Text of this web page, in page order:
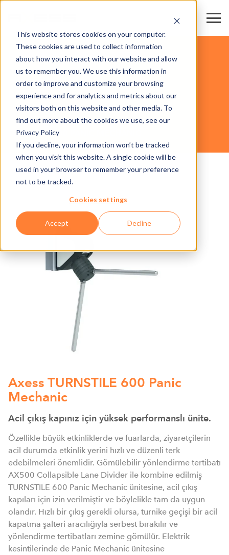
This website stores cookies on your computer.
These cookies are used to collect information
about how you interact with our website and allow
us to remember you. We use this information in
order to improve and customize your browsing
experience and for analytics and metrics about our
visitors both on this website and other media. To
find out more about the cookies we use, see our
Privacy Policy
If you decline, your information won’t be tracked
when you visit this website. A single cookie will be
used in your browser to remember your preference
not to be tracked.
Cookies settings
Accept Decline
TURNSTILE 600 PANIC MECHANIC
DONANIM
KAYAK MERKEZLERİ & TELEFERİKLER
Axess TURNSTILE 600 Panic
Mechanic
Acil çıkış kapınız için yüksek performanslı ünite.
Özellikle büyük etkinliklerde ve fuarlarda, ziyaretçilerin
acil durumda etkinlik yerini hızlı ve düzenli terk
edebilmeleri önemlidir. Gömülebilir yönlendirme tertibatı
AX500 Collapsible Lane Divider ile kombine edilmiş
TURNSTILE 600 Panic Mechanic ünitesine, acil çıkış
kapıları için izin verilmiştir ve böylelikle tam da uygun
olandır. Hızlı bir çıkış gerekli olursa, turnike geçişi bir acil
kapatma şalteri aracılığıyla serbest bırakılır ve
yönlendirme tertibatları zemine gömülür. Elektrik
kesintilerinde de Panic Mechanic ünitesine